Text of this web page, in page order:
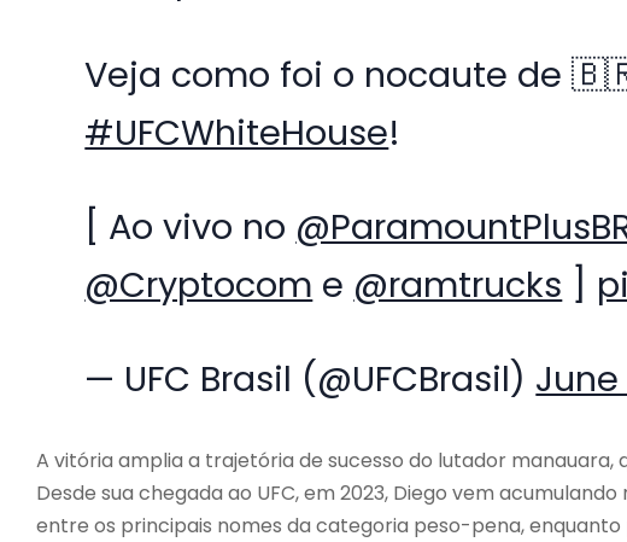
Veja como foi o nocaute de
#UFCWhiteHouse!
[ Ao vivo no
@Cryptocom e @ramtrucks
— UFC Brasil (@UFCBrasil) June
A vitória amplia a trajetória de sucesso do lutador manauara,
Desde sua chegada ao UFC, em 2023, Diego vem
entre os principais nomes da categoria peso-pena,